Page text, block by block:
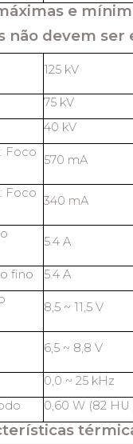
e
não devem ser
125 kV
75 kV
40 kV
Foco
570 mA
Foco
340 mA
5.4 A
fino
5.4 A
8,5 ~ 11,5 V
6,5 ~ 8,8 V
0,0 ~ 25 kHz
0,60 W (82 HU